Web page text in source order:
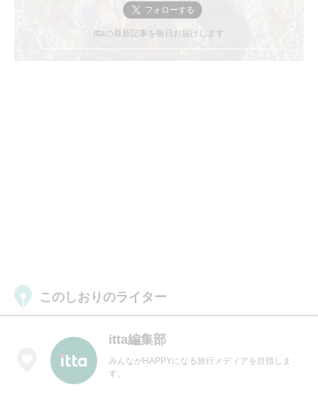
ittaの最新記事を毎日お届けします
このしおりのライター
itta編集部
みんながHAPPYになる旅行メディアを目指しま
す。